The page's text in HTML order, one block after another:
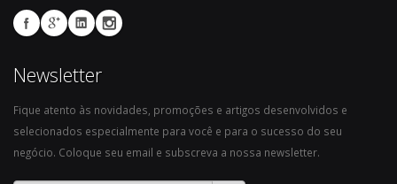
Newsletter
Fique atento às novidades, promoções e artigos desenvolvidos e
selecionados especialmente para você e para o sucesso do seu
negócio. Coloque seu email e subscreva a nossa newsletter.